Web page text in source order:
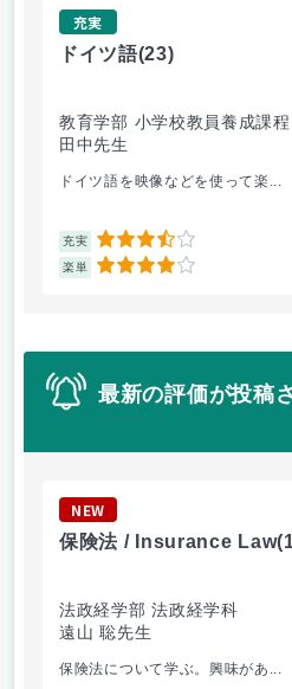
充実
ドイツ語(23)
教育学部 小学校教員養成課程
田中先生
ドイツ語を映像などを使って楽...
充実 3.5
楽単 4
最新の評価が投稿
NEW
保険法 / Insurance Law
法政経学部 法政経学科
遠山 聡先生
保険法について学ぶ。興味があ...